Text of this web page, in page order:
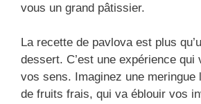
vous un grand pâtissier.
La recette de pavlova est plus
dessert. C’est une expérience qui
vos sens. Imaginez une meringue
de fruits frais, qui va éblouir vos